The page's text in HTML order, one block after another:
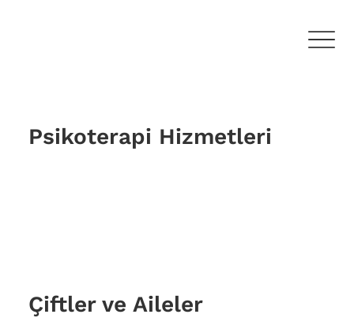
Psikoterapi Hizmetleri
Çiftler ve Aileler